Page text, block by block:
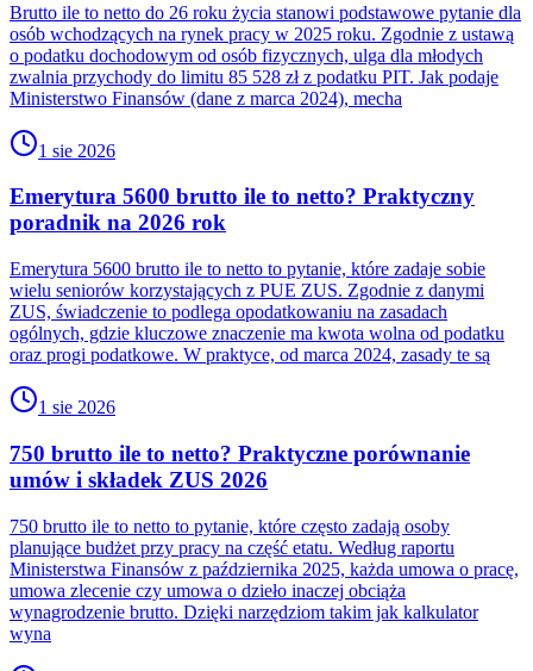
Brutto ile to netto do 26 roku życia stanowi podstawowe pytanie dla
osób wchodzących na rynek pracy w 2025 roku. Zgodnie z ustawą
o podatku dochodowym od osób fizycznych, ulga dla młodych
zwalnia przychody do limitu 85 528 zł z podatku PIT. Jak podaje
Ministerstwo Finansów (dane z marca 2024), mecha
1 sie 2026
Emerytura 5600 brutto ile to netto? Praktyczny
poradnik na 2026 rok
Emerytura 5600 brutto ile to netto to pytanie, które zadaje sobie
wielu seniorów korzystających z PUE ZUS. Zgodnie z danymi
ZUS, świadczenie to podlega opodatkowaniu na zasadach
ogólnych, gdzie kluczowe znaczenie ma kwota wolna od podatku
oraz progi podatkowe. W praktyce, od marca 2024, zasady te są
1 sie 2026
750 brutto ile to netto? Praktyczne porównanie
umów i składek ZUS 2026
750 brutto ile to netto to pytanie, które często zadają osoby
planujące budżet przy pracy na część etatu. Według raportu
Ministerstwa Finansów z października 2025, każda umowa o pracę,
umowa zlecenie czy umowa o dzieło inaczej obciąża
wynagrodzenie brutto. Dzięki narzędziom takim jak kalkulator
wyna